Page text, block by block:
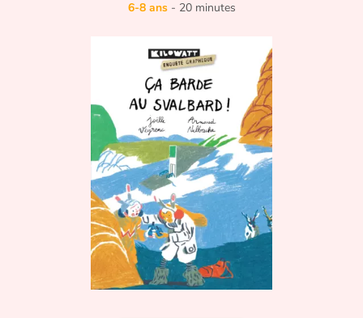
Contes d'ici et d'ailleurs
Fable, mythe, littérature et poésie
Princesses et princes, rois, reines et dragons
Ogres, monstres et sorcières
6-8 ans- 20 minutes